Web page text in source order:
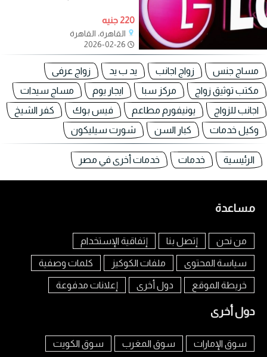
220 جنيه
القاهرة، القاهرة
مساج جنس زواج اجانب يد ب يد
زواج عرفى
مكتب توثيق زواج
مركز سبا ايجار يوم
مساج سيدات
اجانب للزواج
يونيفورم مطاعم فيس بوك
كفر الشيخ
وكيل خدمات
كبار السن شورت سيليكون
الرئيسية خدمات خدمات أخرى في مصر
مساعدة
من نحن إتصل بنا إتفاقية الإستخدام
سياسة المحتوى ملفات الكوكيز كلمات وصفية
خريطة الموقع دول أخرى إعلانات مدفوعة
دول أخرى
سوق الإمارات سوق المغرب سوق الكويت